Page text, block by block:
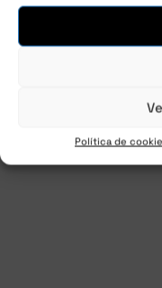
Política de
La estrategia de
… al